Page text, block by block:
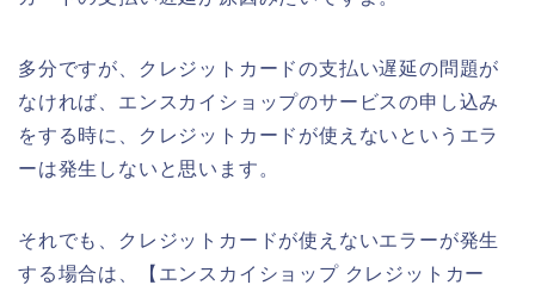
多分ですが、クレジットカードの支払い遅延の問題が
なければ、エンスカイショップのサービスの申し込み
をする時に、クレジットカードが使えないというエラ
ーは発生しないと思います。
それでも、クレジットカードが使えないエラーが発生
する場合は、【エンスカイショップ クレジットカー